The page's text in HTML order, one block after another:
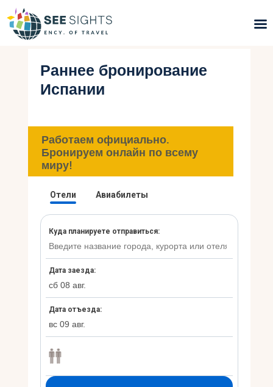
Поиск туров
Горящие туры
Типы Туров
Страны
Инфо
Блог
Контакты
Раннее бронирование
Испании
Работаем официально.
Бронируем онлайн по всему
миру!